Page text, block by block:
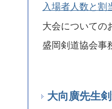
入場者人数と割
大会についての
盛岡剣道協会
大向廣先生